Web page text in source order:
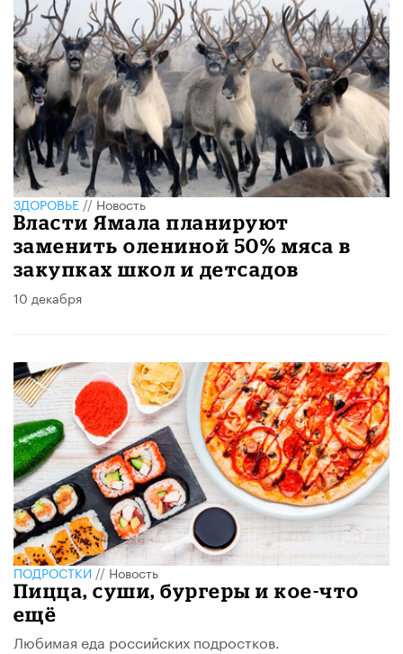
ЗДОРОВЬЕ//Новость
Власти Ямала планируют
заменить олениной 50% мяса в
закупках школ и детсадов
10 декабря
ПОДРОСТКИ//Новость
Пицца, суши, бургеры и кое-что
ещё
Любимая еда российских подростков.